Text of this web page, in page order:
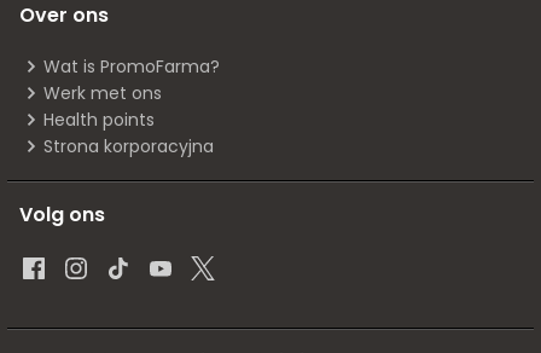
Over ons
Wat is PromoFarma?
Werk met ons
Health points
Strona korporacyjna
Volg ons